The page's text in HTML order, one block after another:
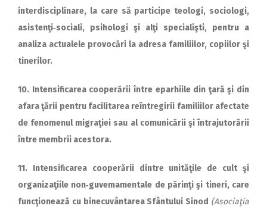
interdisciplinare, la care să participe teologi, sociologi,
asistenţi‑sociali, psihologi şi alţi specialişti, pentru a
analiza actualele provocări la adresa familiilor, copiilor şi
tinerilor.
10. Intensificarea cooperării între eparhiile din ţară şi din
afara ţării pentru facilitarea reîntregirii familiilor afectate
de fenomenul migraţiei sau al comunicării şi întrajutorării
între membrii acestora.
11. Intensificarea cooperării dintre unităţile de cult şi
organizaţiile non‑guvemamentale de părinţi şi tineri, care
funcţionează cu binecuvântarea Sfântului Sinod (Aso­ciaţia